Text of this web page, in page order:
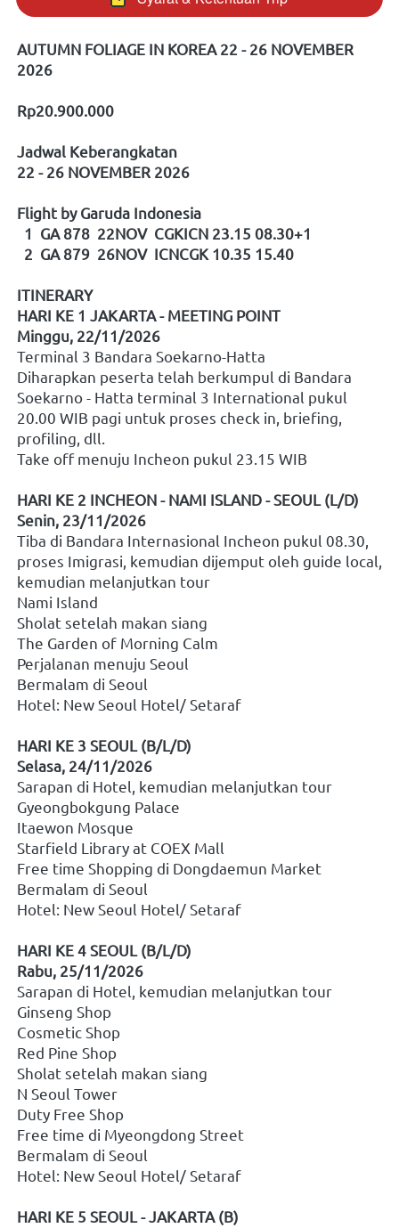
AUTUMN FOLIAGE IN KOREA 22 - 26 NOVEMBER
2026
Rp20.900.000
Jadwal Keberangkatan
22 - 26 NOVEMBER 2026
Flight by Garuda Indonesia
  1  GA 878  22NOV  CGKICN 23.15 08.30+1
  2  GA 879  26NOV  ICNCGK 10.35 15.40
ITINERARY
HARI KE 1 JAKARTA - MEETING POINT
Minggu, 22/11/2026
Terminal 3 Bandara Soekarno-Hatta
Diharapkan peserta telah berkumpul di Bandara
Soekarno - Hatta terminal 3 International pukul
20.00 WIB pagi untuk proses check in, briefing,
profiling, dll.
Take off menuju Incheon pukul 23.15 WIB
HARI KE 2 INCHEON - NAMI ISLAND - SEOUL (L/D)
Senin, 23/11/2026
Tiba di Bandara Internasional Incheon pukul 08.30,
proses Imigrasi, kemudian dijemput oleh guide local,
kemudian melanjutkan tour
Nami Island
Sholat setelah makan siang
The Garden of Morning Calm
Perjalanan menuju Seoul
Bermalam di Seoul
Hotel: New Seoul Hotel/ Setaraf
HARI KE 3 SEOUL (B/L/D)
Selasa, 24/11/2026
Sarapan di Hotel, kemudian melanjutkan tour
Gyeongbokgung Palace
Itaewon Mosque
Starfield Library at COEX Mall
Free time Shopping di Dongdaemun Market
Bermalam di Seoul
Hotel: New Seoul Hotel/ Setaraf
HARI KE 4 SEOUL (B/L/D)
Rabu, 25/11/2026
Sarapan di Hotel, kemudian melanjutkan tour
Ginseng Shop
Cosmetic Shop
Red Pine Shop
Sholat setelah makan siang
N Seoul Tower
Duty Free Shop
Free time di Myeongdong Street
Bermalam di Seoul
Hotel: New Seoul Hotel/ Setaraf
HARI KE 5 SEOUL - JAKARTA (B)